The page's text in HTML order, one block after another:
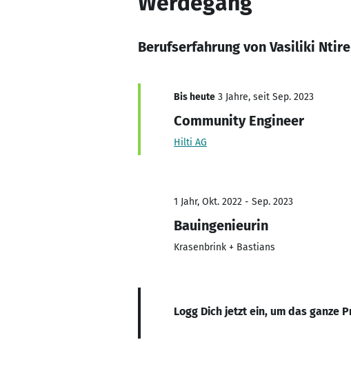
Berufserfahrung von Vasiliki
Bis heute 3 Jahre, seit Sep. 2023
Community Engineer
Hilti AG
1 Jahr, Okt. 2022 - Sep. 2023
Bauingenieurin
Krasenbrink + Bastians
Logg Dich jetzt ein, um das ganze